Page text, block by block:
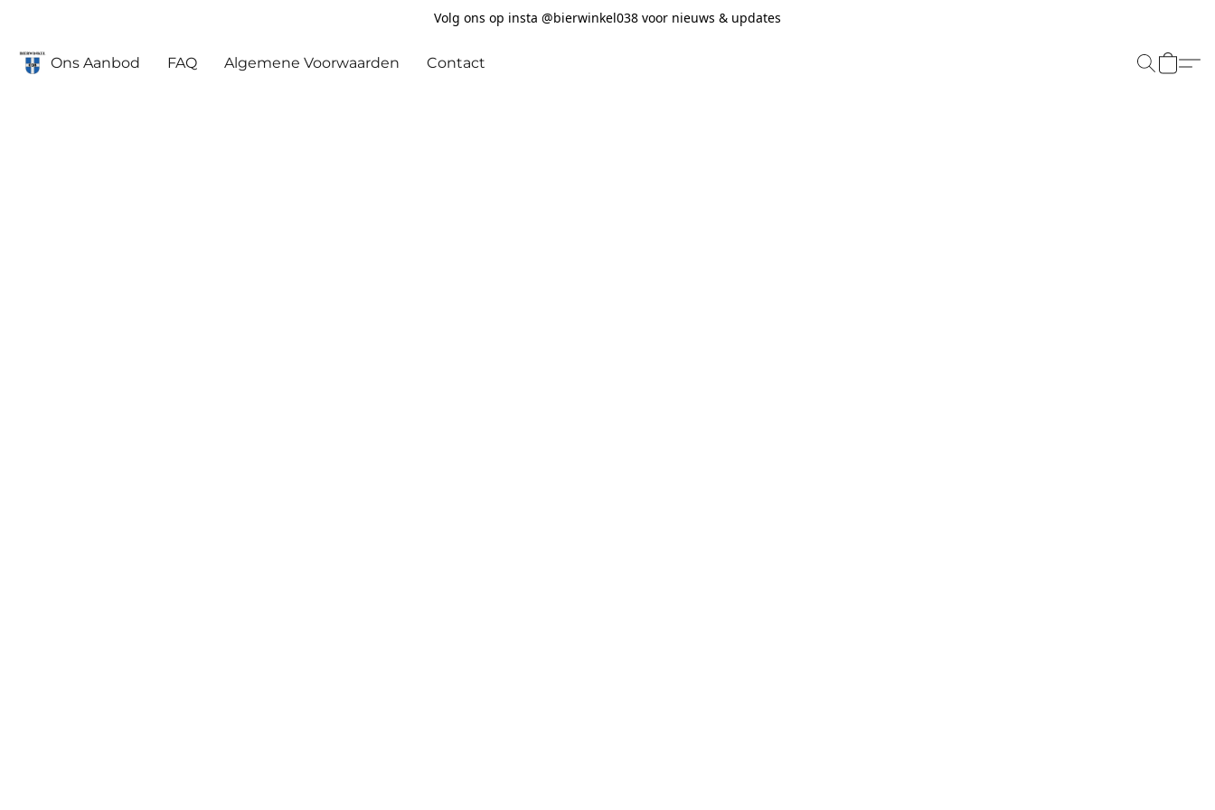
Volg ons op insta @bierwinkel038 voor nieuws & updates
Ons Aanbod FAQ Algemene Voorwaarden Contact